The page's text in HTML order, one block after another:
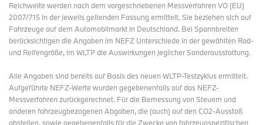
Reichweite werden nach dem vorgeschriebenen Messverfahren VO (EU)
2007/715 in der jeweils geltenden Fassung ermittelt. Sie beziehen sich auf
Fahrzeuge auf dem Automobilmarkt in Deutschland. Bei Spannbreiten
berücksichtigen die Angaben im NEFZ Unterschiede in der gewählten Rad-
und Reifengröße, im WLTP die Auswirkungen jeglicher Sonderausstattung.
Alle Angaben sind bereits auf Basis des neuen WLTP-Testzyklus ermittelt.
Aufgeführte NEFZ-Werte wurden gegebenenfalls auf das NEFZ-
Messverfahren zurückgerechnet. Für die Bemessung von Steuern und
anderen fahrzeugbezogenen Abgaben, die (auch) auf den CO2-Ausstoß
abstellen, sowie gegebenenfalls für die Zwecke von fahrzeugspezifischen